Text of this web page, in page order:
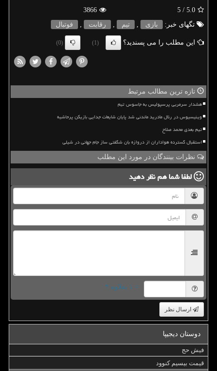
5.0
/ 5
3866
تگهای خبر:
بازی , تیم , رقابت , فوتبال
این مطلب را می پسندید؟ (1)
(0)
تازه ترین مطالب مرتبط
هشدار سرمربی پرسپولیس به جاسوس تیم
وینیسیوس در رئال مادرید ماندنی شد پایان شایعات جدایی بازیکن پرحاشیه
تیم بعدی محمد صلاح
استقبال گسترده هواداران از دروازه بان شگفتی ساز جام جهانی در شیلی
نظرات بینندگان در مورد این مطلب
لطفا شما همنظر دهید
= ۱ بعلاوه ۳
ارسال نظر
دوستان دیجیپا
فیش حج
قیمت بیسیم کنوود